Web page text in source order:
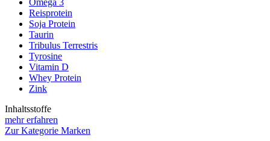
Omega 3
Reisprotein
Soja Protein
Taurin
Tribulus Terrestris
Tyrosine
Vitamin D
Whey Protein
Zink
Inhaltsstoffe
mehr erfahren
Zur Kategorie Marken